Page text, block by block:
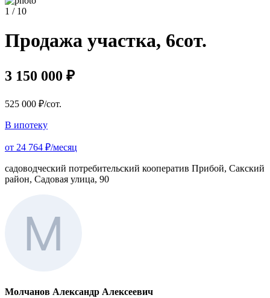
1 / 10
Продажа участка, 6сот.
3 150 000 ₽
525 000 ₽/сот.
В ипотеку
от 24 764 ₽/месяц
садоводческий потребительский кооператив Прибой, Сакский
район, Садовая улица, 90
Молчанов Александр Алексеевич